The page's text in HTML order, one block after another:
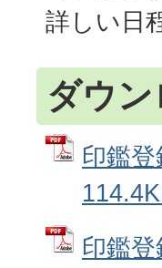
詳しい日
ダウン
印鑑
印鑑